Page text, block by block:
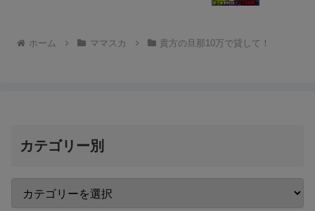
ホーム ママスカ 貴方の旦那10万で貸して！
カテゴリー別